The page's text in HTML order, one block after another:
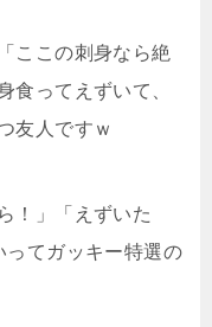
ここの刺身なら絶
食ってえずいて、
友人ですｗ
！」「えずいた
ってガッキー特選の